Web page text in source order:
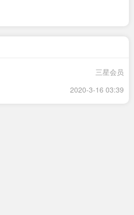
三星会员
2020-3-16 03:39